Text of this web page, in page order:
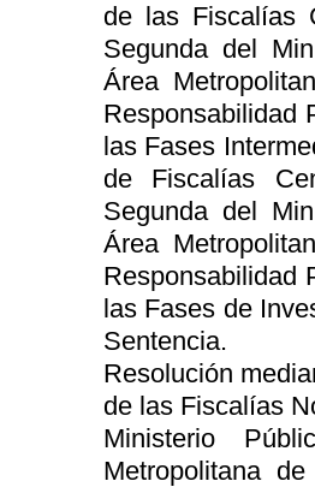
de las Fiscalías
Segunda del
Área
Responsabilidad
las Fases
de Fiscalías
Segunda del
Área
Responsabilidad
las Fases de
Sentencia.
Resolución
de las Fiscalías
Ministerio
Metropolitana